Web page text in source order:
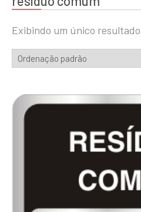
Exibindo um único resultado